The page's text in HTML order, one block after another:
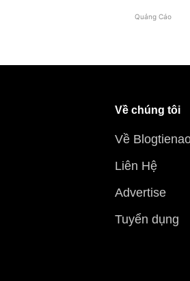
Quảng Cáo
Về chúng tôi
Về
Liên Hệ
Advertise
Tuyển dụng